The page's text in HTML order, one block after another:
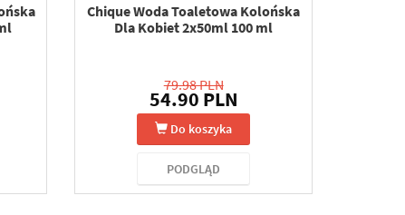
Chique Woda Toaletowa Kolońska
Dla Kobiet 2x50ml 100 ml
79.98 PLN
54.90 PLN
Do koszyka
PODGLĄD